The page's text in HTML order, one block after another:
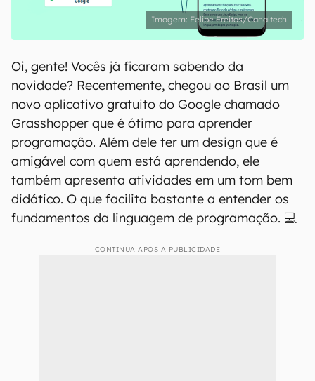
Felipe Freitas/Canaltech
Oi, gente! Vocês já ficaram sabendo da
novidade? Recentemente, chegou ao Brasil um
novo aplicativo gratuito do Google chamado
Grasshopper que é ótimo para aprender
programação. Além dele ter um design que é
amigável com quem está aprendendo, ele
também apresenta atividades em um tom bem
didático. O que facilita bastante a entender os
fundamentos da linguagem de programação. 💻
CONTINUA APÓS A PUBLICIDADE